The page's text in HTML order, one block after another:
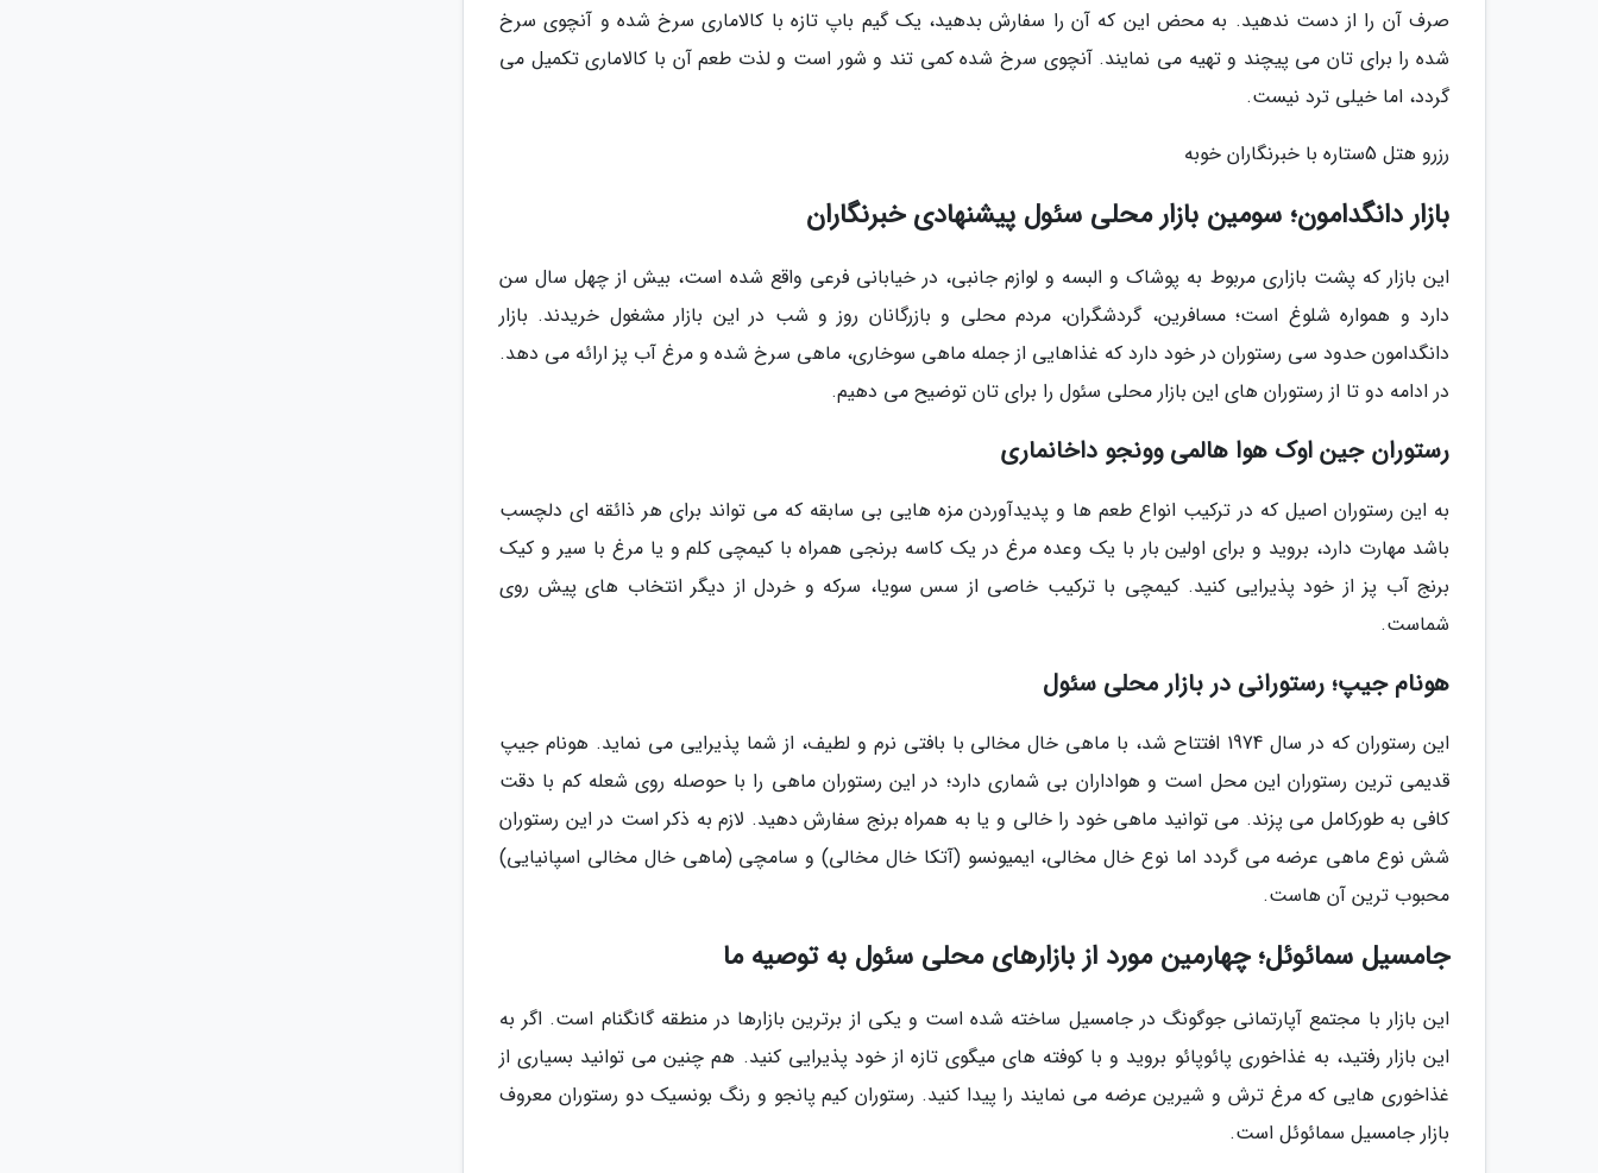
صرف آن را از دست ندهید. به محض این که آن را سفارش بدهید، یک گیم باپ تازه با کالاماری سرخ شده و آنچوی سرخ
شده را برای تان می پیچند و تهیه می نمایند. آنچوی سرخ شده کمی تند و شور است و لذت طعم آن با کالاماری تکمیل می
گردد، اما خیلی ترد نیست.
رزرو هتل 5ستاره با خبرنگاران خوبه
بازار دانگدامون؛ سومین بازار محلی سئول پیشنهادی خبرنگاران
این بازار که پشت بازاری مربوط به پوشاک و البسه و لوازم جانبی، در خیابانی فرعی واقع شده است، بیش از چهل سال سن
دارد و همواره شلوغ است؛ مسافرین، گردشگران، مردم محلی و بازرگانان روز و شب در این بازار مشغول خریدند. بازار
دانگدامون حدود سی رستوران در خود دارد که غذاهایی از جمله ماهی سوخاری، ماهی سرخ شده و مرغ آب پز ارائه می دهد.
در ادامه دو تا از رستوران های این بازار محلی سئول را برای تان توضیح می دهیم.
رستوران جین اوک هوا هالمی وونجو داخانماری
به این رستوران اصیل که در ترکیب انواع طعم ها و پدیدآوردن مزه هایی بی سابقه که می تواند برای هر ذائقه ای دلچسب
باشد مهارت دارد، بروید و برای اولین بار با یک وعده مرغ در یک کاسه برنجی همراه با کیمچی کلم و یا مرغ با سیر و کیک
برنج آب پز از خود پذیرایی کنید. کیمچی با ترکیب خاصی از سس سویا، سرکه و خردل از دیگر انتخاب های پیش روی
شماست.
هونام جیپ؛ رستورانی در بازار محلی سئول
این رستوران که در سال 1974 افتتاح شد، با ماهی خال مخالی با بافتی نرم و لطیف، از شما پذیرایی می نماید. هونام جیپ
قدیمی ترین رستوران این محل است و هواداران بی شماری دارد؛ در این رستوران ماهی را با حوصله روی شعله کم با دقت
کافی به طورکامل می پزند. می توانید ماهی خود را خالی و یا به همراه برنج سفارش دهید. لازم به ذکر است در این رستوران
شش نوع ماهی عرضه می گردد اما نوع خال مخالی، ایمیونسو (آتکا خال مخالی) و سامچی (ماهی خال مخالی اسپانیایی)
محبوب ترین آن هاست.
جامسیل سمائوئل؛ چهارمین مورد از بازارهای محلی سئول به توصیه ما
این بازار با مجتمع آپارتمانی جوگونگ در جامسیل ساخته شده است و یکی از برترین بازارها در منطقه گانگنام است. اگر به
این بازار رفتید، به غذاخوری پائوپائو بروید و با کوفته های میگوی تازه از خود پذیرایی کنید. هم چنین می توانید بسیاری از
غذاخوری هایی که مرغ ترش و شیرین عرضه می نمایند را پیدا کنید. رستوران کیم پانجو و رنگ بونسیک دو رستوران معروف
بازار جامسیل سمائوئل است.